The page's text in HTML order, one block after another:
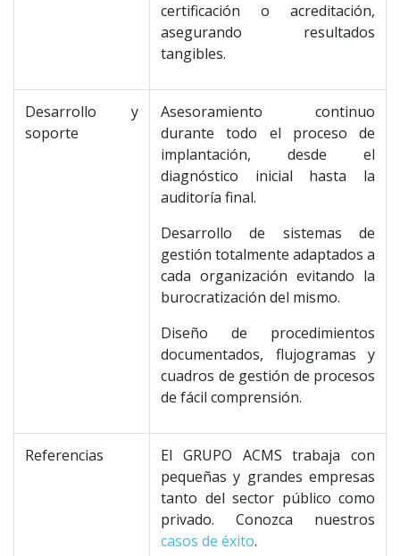
certificación o acreditación,
asegurando resultados
tangibles.
Desarrollo y
soporte
Asesoramiento continuo
durante todo el proceso de
implantación, desde el
diagnóstico inicial hasta la
auditoría final.
Desarrollo de sistemas de
gestión totalmente adaptados a
cada organización evitando la
burocratización del mismo.
Diseño de procedimientos
documentados, flujogramas y
cuadros de gestión de procesos
de fácil comprensión.
Referencias
El GRUPO ACMS trabaja con
pequeñas y grandes empresas
tanto del sector público como
privado. Conozca nuestros
casos de éxito.